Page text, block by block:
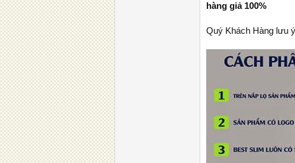
hàng giả 100%
Quý Khách Hàng lưu